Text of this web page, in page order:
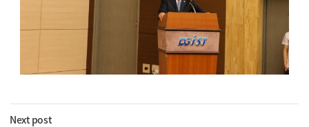
Next post